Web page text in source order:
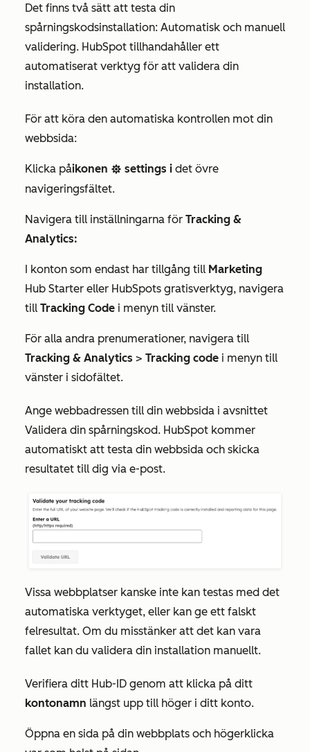
Det finns två sätt att testa din
spårningskodsinstallation: Automatisk och manuell
validering. HubSpot tillhandahåller ett
automatiserat verktyg för att validera din
installation.
För att köra den automatiska kontrollen mot din
webbsida:
Klicka påikonen settings settings i det övre
navigeringsfältet.
Navigera till inställningarna för Tracking &
Analytics:
I konton som endast har tillgång till Marketing
Hub Starter eller HubSpots gratisverktyg, navigera
till Tracking Code i menyn till vänster.
För alla andra prenumerationer, navigera till
Tracking & Analytics > Tracking code i menyn till
vänster i sidofältet.
Ange webbadressen till din webbsida i avsnittet
Validera din spårningskod. HubSpot kommer
automatiskt att testa din webbsida och skicka
resultatet till dig via e-post.
Vissa webbplatser kanske inte kan testas med det
automatiska verktyget, eller kan ge ett falskt
felresultat. Om du misstänker att det kan vara
fallet kan du validera din installation manuellt.
Verifiera ditt Hub-ID genom att klicka på ditt
kontonamn längst upp till höger i ditt konto.
Öppna en sida på din webbplats och högerklicka